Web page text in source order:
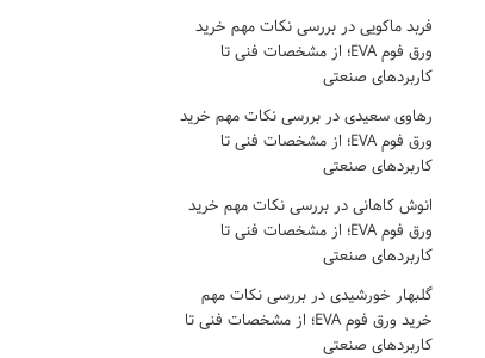
فربد ماکوییدر بررسی نکات مهم خرید
ورق فوم EVA؛ از مشخصات فنی تا
کاربردهای صنعتی
رهاوی سعیدیدر بررسی نکات مهم خرید
ورق فوم EVA؛ از مشخصات فنی تا
کاربردهای صنعتی
انوش کاهانیدر بررسی نکات مهم خرید
ورق فوم EVA؛ از مشخصات فنی تا
کاربردهای صنعتی
گلبهار خورشیدیدر بررسی نکات مهم
خرید ورق فوم EVA؛ از مشخصات فنی تا
کاربردهای صنعتی